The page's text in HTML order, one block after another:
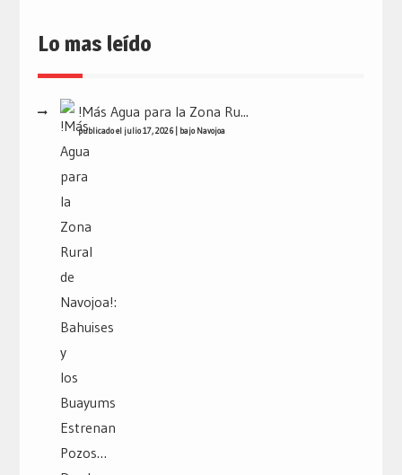
Lo mas leído
!Más Agua para la Zona Ru...
publicado el julio 17, 2026| bajoNavojoa